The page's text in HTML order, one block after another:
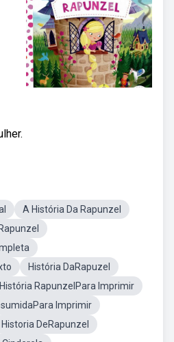
A História Da Rapunzel
História DaRapuzel
História RapunzelPara Imprimir
Imprimir
Historia DeRapunzel